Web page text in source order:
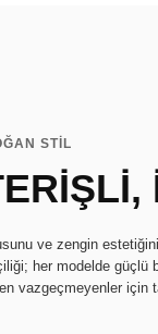
STİL
ve zengin
her modelde güçlü
vazgeçmeyenler için